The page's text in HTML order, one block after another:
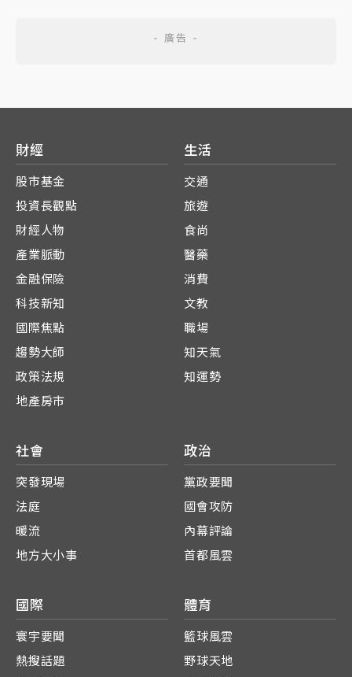
財經
股市基金
投資長觀點
財經人物
產業脈動
金融保險
科技新知
國際焦點
趨勢大師
政策法規
地產房市
生活
交通
旅遊
食尚
醫藥
消費
文教
職場
知天氣
知運勢
社會
突發現場
法庭
暖流
地方大小事
政治
黨政要聞
國會攻防
內幕評論
首都風雲
國際
寰宇要聞
熱搜話題
體育
籃球風雲
野球天地